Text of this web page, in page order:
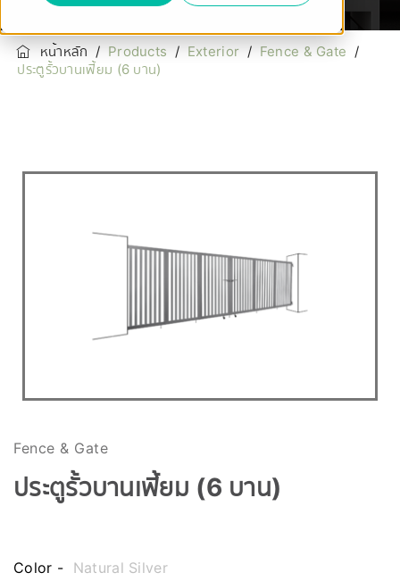
หน้าหลัก / Products / Exterior / Fence & Gate /
ประตูรั้วบานเฟี้ยม (6 บาน)
Fence & Gate
ประตูรั้วบานเฟี้ยม (6 บาน)
Color - Natural Silver